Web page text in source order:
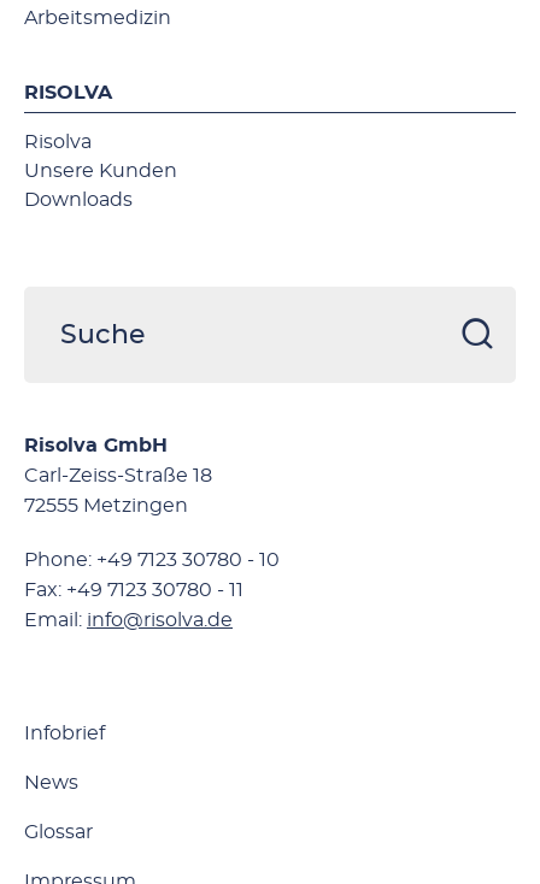
Arbeitsmedizin
RISOLVA
Risolva
Unsere Kunden
Downloads
Risolva GmbH
Carl-Zeiss-Straße 18
72555 Metzingen
Phone: +49 7123 30780 - 10
Fax: +49 7123 30780 - 11
Email: info@risolva.de
Infobrief
News
Glossar